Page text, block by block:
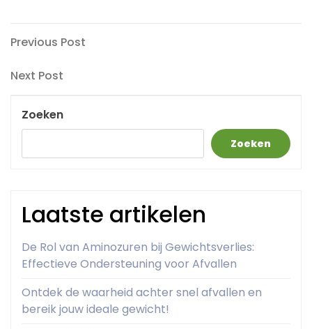
Berichtnavigatie
Previous
Previous Post
Next
Next Post
Zoeken
Zoeken
Laatste artikelen
De Rol van Aminozuren bij Gewichtsverlies:
Effectieve Ondersteuning voor Afvallen
Ontdek de waarheid achter snel afvallen en
bereik jouw ideale gewicht!